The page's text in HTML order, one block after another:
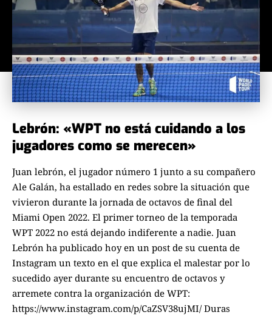
Lebrón: «WPT no está cuidando a los
jugadores como se merecen»
Juan lebrón, el jugador número 1 junto a su compañero
Ale Galán, ha estallado en redes sobre la situación que
vivieron durante la jornada de octavos de final del
Miami Open 2022. El primer torneo de la temporada
WPT 2022 no está dejando indiferente a nadie. Juan
Lebrón ha publicado hoy en un post de su cuenta de
Instagram un texto en el que explica el malestar por lo
sucedido ayer durante su encuentro de octavos y
arremete contra la organización de WPT:
https://www.instagram.com/p/CaZSV38ujMI/ Duras